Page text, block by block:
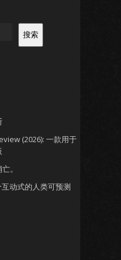
搜索
(2026): 一款用于
。
动式的人类可预测